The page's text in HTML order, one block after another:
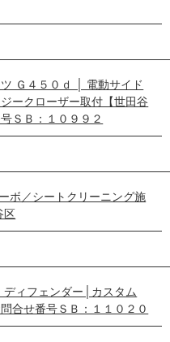
ークローザー取付【世田谷
ＳＢ：１０９９２
区
問合せ番号ＳＢ：１１０２０